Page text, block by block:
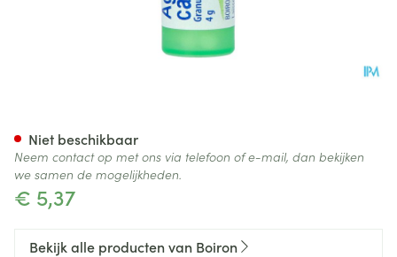
€ 5,37
Niet beschikbaar
Neem contact op met ons via telefoon of e-mail, dan bekijken
we samen de mogelijkheden.
Bekijk alle producten van Boiron